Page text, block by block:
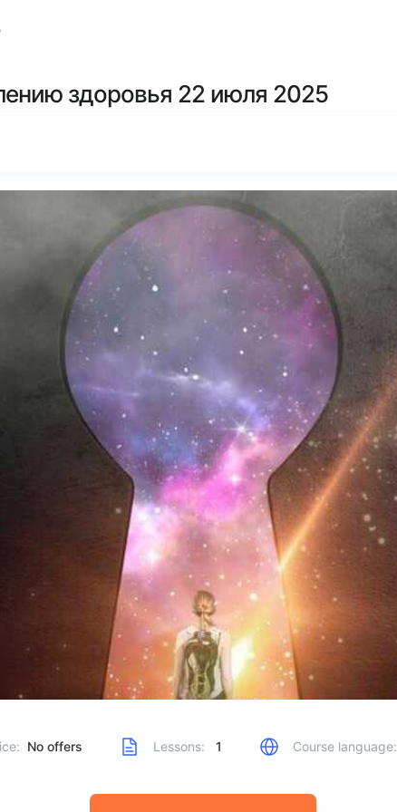
здоровья 22 июля 2025
No offers Lessons: 1 Course language: